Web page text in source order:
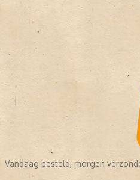
Vandaag besteld, morgen